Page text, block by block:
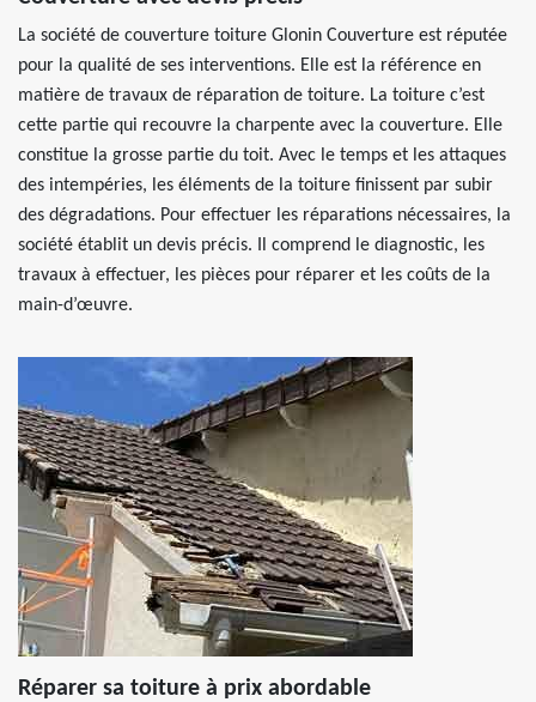
La société de couverture toiture Glonin Couverture est réputée
pour la qualité de ses interventions. Elle est la référence en
matière de travaux de réparation de toiture. La toiture c’est
cette partie qui recouvre la charpente avec la couverture. Elle
constitue la grosse partie du toit. Avec le temps et les attaques
des intempéries, les éléments de la toiture finissent par subir
des dégradations. Pour effectuer les réparations nécessaires, la
société établit un devis précis. Il comprend le diagnostic, les
travaux à effectuer, les pièces pour réparer et les coûts de la
main-d’œuvre.
Réparer sa toiture à prix abordable